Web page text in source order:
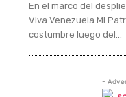
En el marco del
Viva Venezuela Mi
costumbre luego del...
-